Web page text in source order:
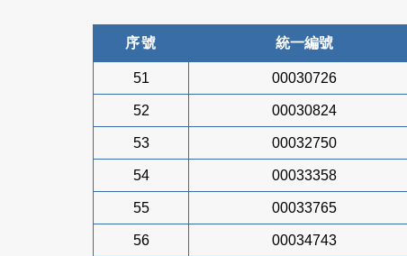
序號 統一編號
51 00030726
52 00030824
53 00032750
54 00033358
55 00033765
56 00034743